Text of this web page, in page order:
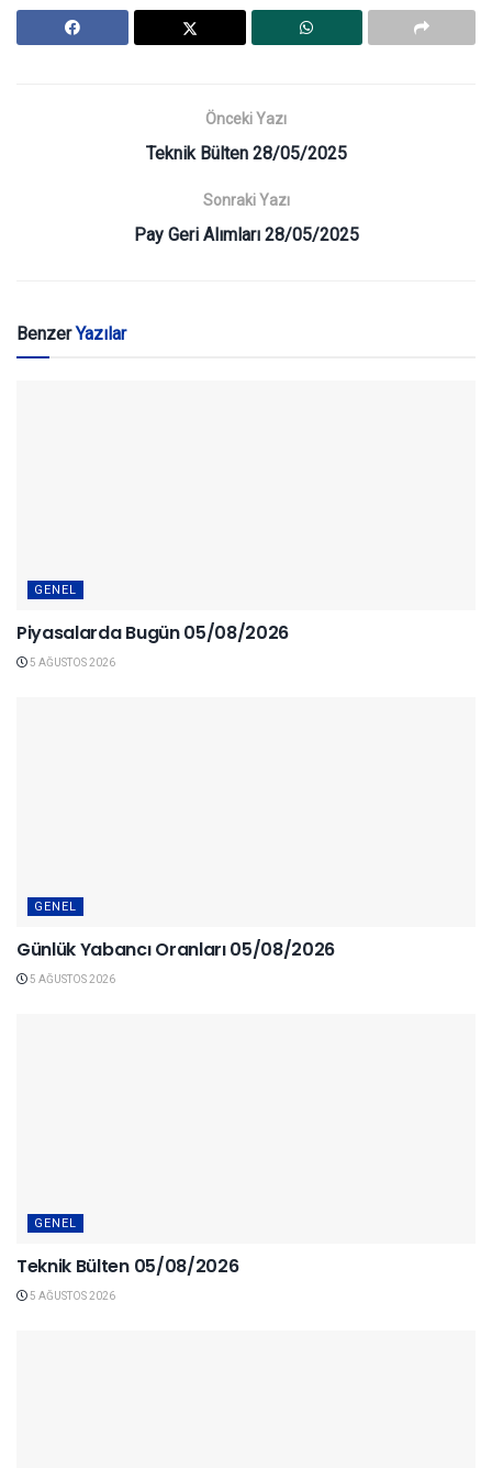
Önceki Yazı
Teknik Bülten 28/05/2025
Sonraki Yazı
Pay Geri Alımları 28/05/2025
BenzerYazılar
GENEL
Piyasalarda Bugün 05/08/2026
5 AĞUSTOS 2026
GENEL
Günlük Yabancı Oranları 05/08/2026
5 AĞUSTOS 2026
GENEL
Teknik Bülten 05/08/2026
5 AĞUSTOS 2026